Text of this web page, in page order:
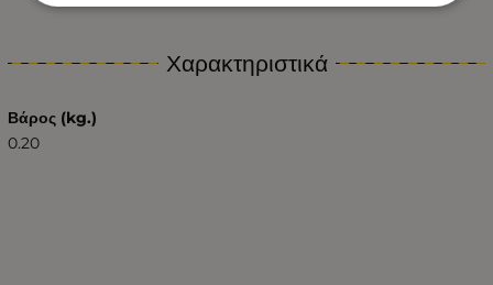
Χαρακτηριστικά
Βάρος (kg.)
0.20